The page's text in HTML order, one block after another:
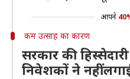
आपने
कम उत्साह का कारण
सरकार की
निवेशकों ने नहीं